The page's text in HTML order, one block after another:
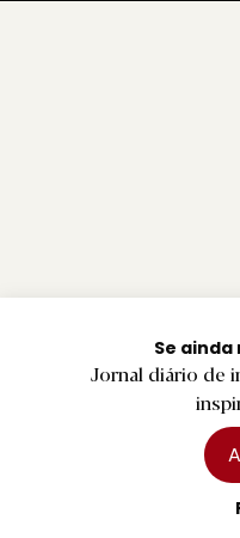
Se ainda
Jornal diário de